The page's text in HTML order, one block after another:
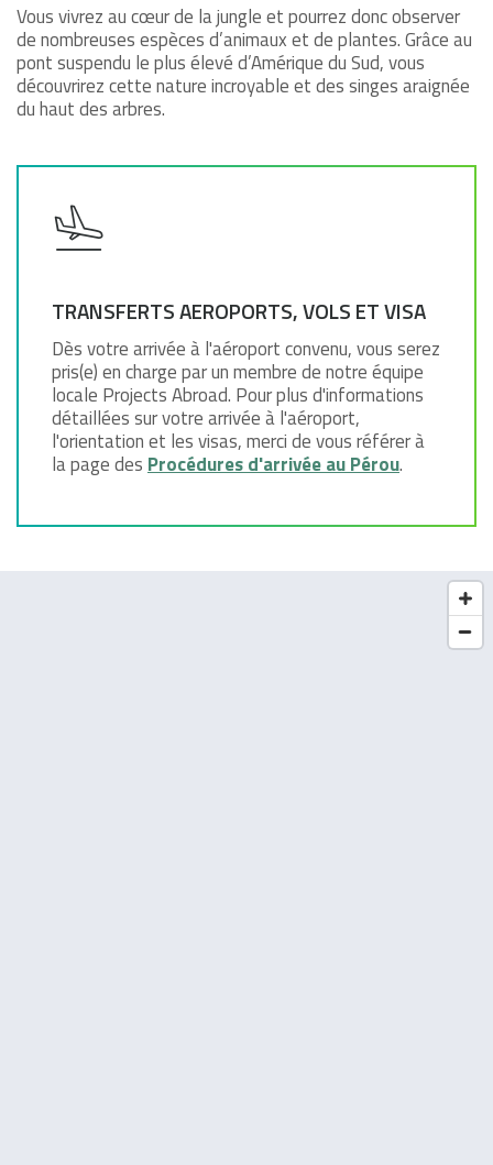
Vous vivrez au cœur de la jungle et pourrez donc observer
de nombreuses espèces d’animaux et de plantes. Grâce au
pont suspendu le plus élevé d’Amérique du Sud, vous
découvrirez cette nature incroyable et des singes araignée
du haut des arbres.
TRANSFERTS AEROPORTS, VOLS ET VISA
Dès votre arrivée à l'aéroport convenu, vous serez
pris(e) en charge par un membre de notre équipe
locale Projects Abroad. Pour plus d'informations
détaillées sur votre arrivée à l'aéroport,
l'orientation et les visas, merci de vous référer à
la page des Procédures d'arrivée au Pérou.